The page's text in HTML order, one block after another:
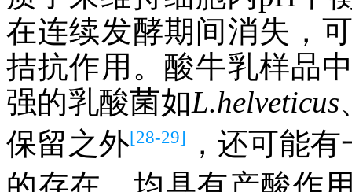
在连续发酵期间消失，
拮抗作用。酸牛乳样品
强的乳酸菌如L.helveticus
保留之外[28-29]
，还可能
的存在，均具有产酸作